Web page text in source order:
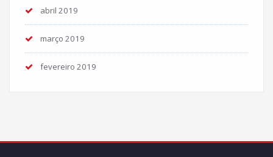
abril 2019
março 2019
fevereiro 2019